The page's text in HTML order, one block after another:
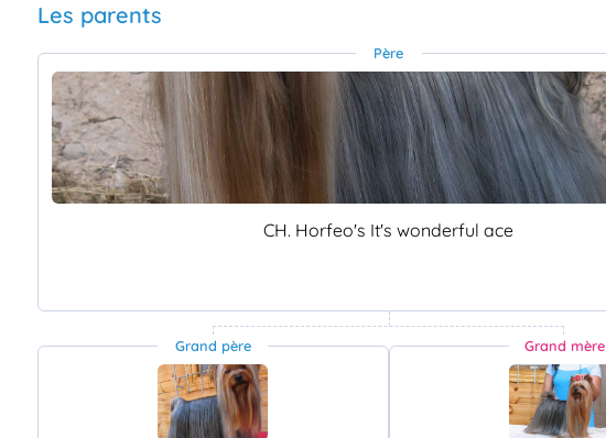
Les parents
Père
CH. Horfeo's It's wonderful ace
Grand père Grand mère